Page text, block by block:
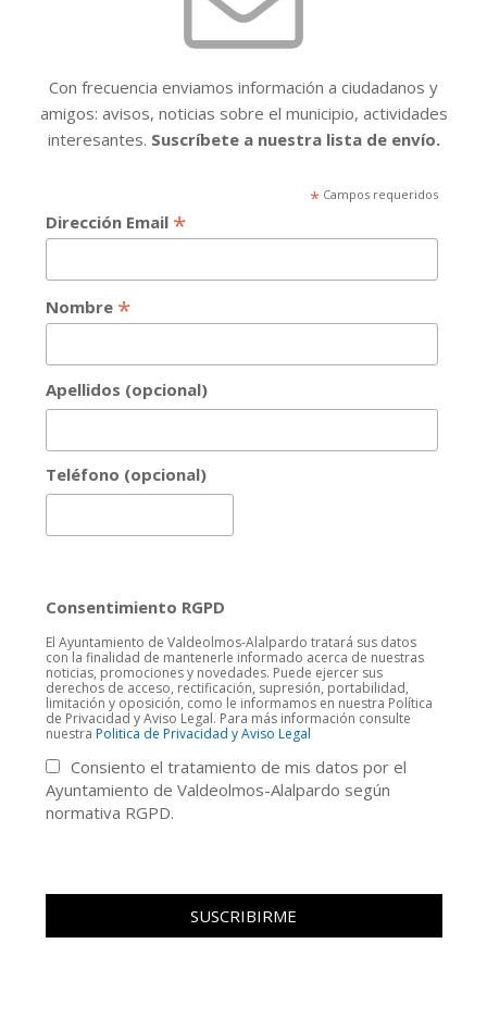
Con frecuencia enviamos información a ciudadanos y
amigos: avisos, noticias sobre el municipio, actividades
interesantes. Suscríbete a nuestra lista de envío.
*Campos requeridos
Dirección Email *
Nombre *
Apellidos (opcional)
Teléfono (opcional)
Consentimiento RGPD
El Ayuntamiento de Valdeolmos-Alalpardo tratará sus datos
con la finalidad de mantenerle informado acerca de nuestras
noticias, promociones y novedades. Puede ejercer sus
derechos de acceso, rectificación, supresión, portabilidad,
limitación y oposición, como le informamos en nuestra Política
de Privacidad y Aviso Legal. Para más información consulte
nuestra Politica de Privacidad y Aviso Legal
Consiento el tratamiento de mis datos por el
Ayuntamiento de Valdeolmos-Alalpardo según
normativa RGPD.